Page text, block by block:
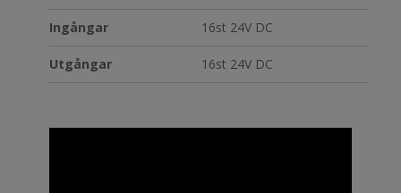
Ingångar 16st 24V DC
Utgångar 16st 24V DC